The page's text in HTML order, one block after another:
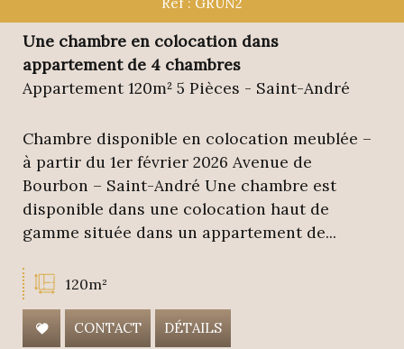
Une chambre en colocation dans
appartement de 4 chambres
Appartement 120m² 5 Pièces - Saint-André
Chambre disponible en colocation meublée –
à partir du 1er février 2026 Avenue de
Bourbon – Saint-André Une chambre est
disponible dans une colocation haut de
gamme située dans un appartement de...
120m²
CONTACT DÉTAILS